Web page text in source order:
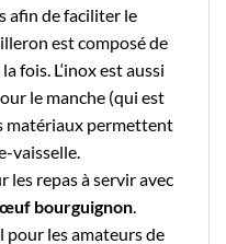
afin de faciliter le
est composé de
fois. L‘inoxest aussi
le manche (qui est
matériaux permettent
vaisselle.
les repas à servir avec
bourguignon
pour les amateurs de